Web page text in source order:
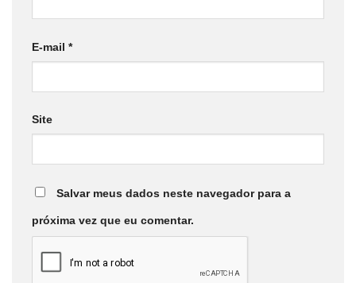
E-mail *
Site
Salvar meus dados neste navegador para a
próxima vez que eu comentar.